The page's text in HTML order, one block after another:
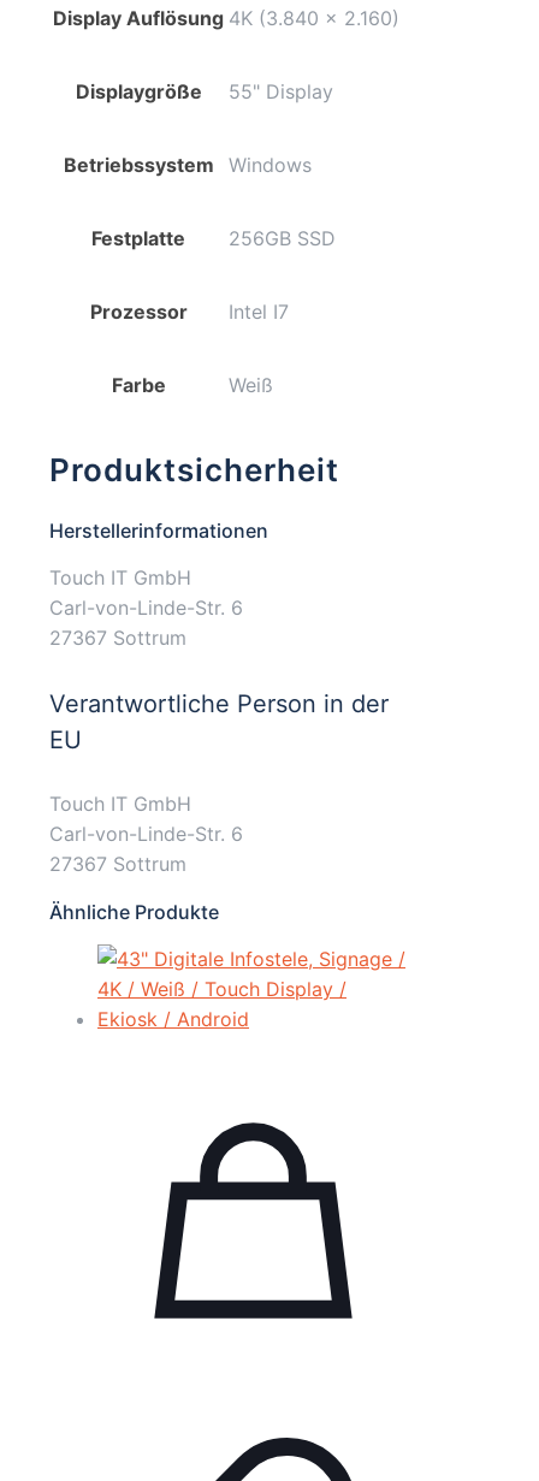
Display Auflösung 4K (3.840 x 2.160)
Displaygröße 55" Display
Betriebssystem Windows
Festplatte 256GB SSD
Prozessor Intel I7
Farbe Weiß
Produktsicherheit
Herstellerinformationen
Touch IT GmbH
Carl-von-Linde-Str. 6
27367 Sottrum
Verantwortliche Person in der
EU
Touch IT GmbH
Carl-von-Linde-Str. 6
27367 Sottrum
Ähnliche Produkte